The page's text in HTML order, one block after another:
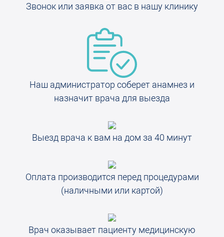
Звонок или заявка от вас в нашу клинику
Наш администратор соберет анамнез и
назначит врача для выезда
Выезд врача к вам на дом за 40 минут
Оплата производится перед процедурами
(наличными или картой)
Врач оказывает пациенту медицинскую